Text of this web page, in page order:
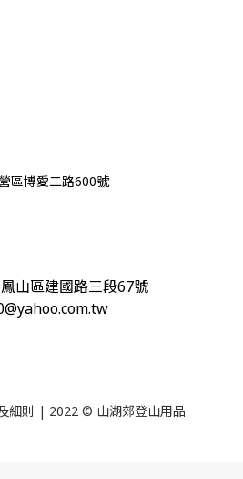
區博愛二路600號
山區建國路三段67號
細則 | 2022 © 山湖郊登山用品